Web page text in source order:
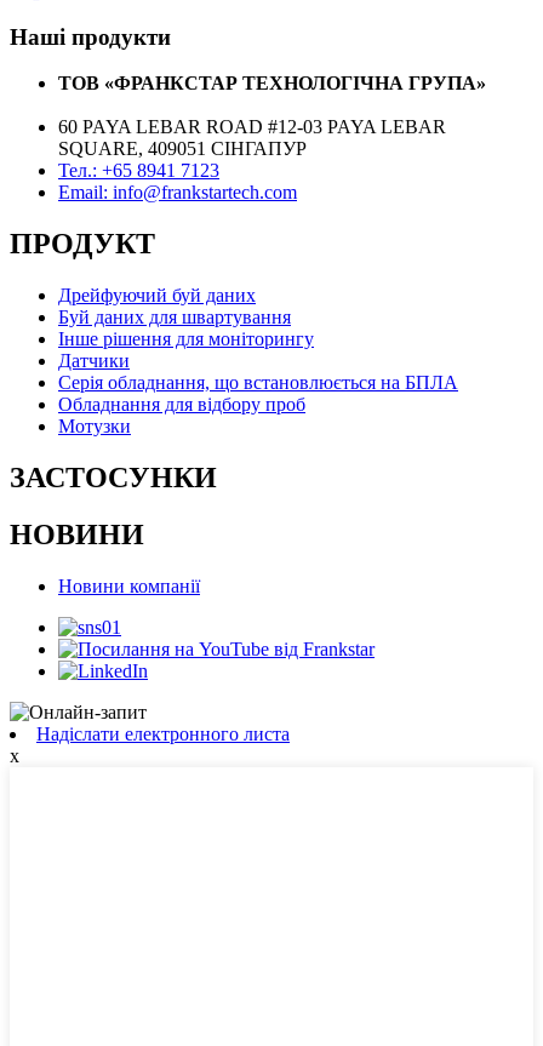
Наші продукти
ТОВ «ФРАНКСТАР ТЕХНОЛОГІЧНА ГРУПА»
60 PAYA LEBAR ROAD #12-03 PAYA LEBAR
SQUARE, 409051 СІНГАПУР
Тел.: +65 8941 7123
Email: info@frankstartech.com
ПРОДУКТ
Дрейфуючий буй даних
Буй даних для швартування
Інше рішення для моніторингу
Датчики
Серія обладнання, що встановлюється на БПЛА
Обладнання для відбору проб
Мотузки
ЗАСТОСУНКИ
НОВИНИ
Новини компанії
Надіслати електронного листа
x